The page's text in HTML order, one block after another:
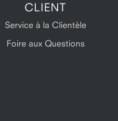
CLIENT
Service à la Clientèle
Foire aux Questions